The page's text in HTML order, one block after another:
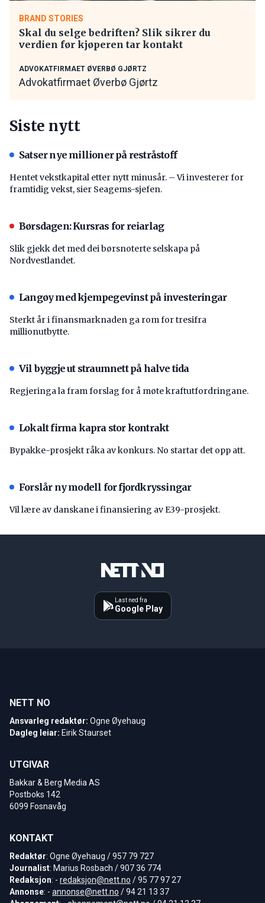
BRAND STORIES
Skal du selge bedriften? Slik sikrer du
verdien før kjøperen tar kontakt
ADVOKATFIRMAET ØVERBØ GJØRTZ
Advokatfirmaet Øverbø Gjørtz
Siste nytt
Satser nye millioner på restråstoff
Hentet vekstkapital etter nytt minusår. – Vi investerer for
framtidig vekst, sier Seagems-sjefen.
Børsdagen: Kursras for reiarlag
Slik gjekk det med dei børsnoterte selskapa på
Nordvestlandet.
Langøy med kjempegevinst på investeringar
Sterkt år i finansmarknaden ga rom for tresifra
millionutbytte.
Vil byggje ut straumnett på halve tida
Regjeringa la fram forslag for å møte kraftutfordringane.
Lokalt firma kapra stor kontrakt
Bypakke-prosjekt råka av konkurs. No startar det opp att.
Forslår ny modell for fjordkryssingar
Vil lære av danskane i finansiering av E39-prosjekt.
Last ned fra
Google Play
NETT NO
Ansvarleg redaktør: Ogne Øyehaug
Dagleg leiar: Eirik Staurset
UTGIVAR
Bakkar & Berg Media AS
Postboks 142
6099 Fosnavåg
KONTAKT
Redaktør: Ogne Øyehaug / 957 79 727
Journalist: Marius Rosbach / 907 36 774
Redaksjon: - redaksjon@nett.no / 95 77 97 27
Annonse: - annonse@nett.no / 94 21 13 37